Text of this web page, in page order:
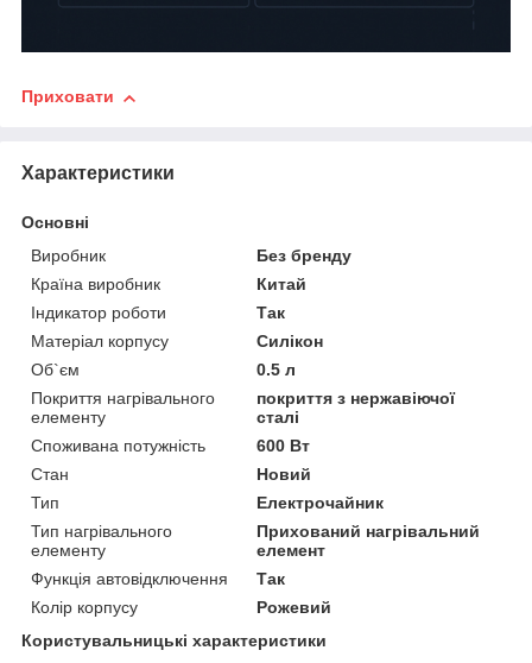
Приховати
Характеристики
Основні
Виробник
Без бренду
Країна виробник
Китай
Індикатор роботи
Так
Матеріал корпусу
Силікон
Об`єм
0.5 л
Покриття нагрівального
елементу
покриття з нержавіючої
сталі
Споживана потужність
600 Вт
Стан
Новий
Тип
Електрочайник
Тип нагрівального
елементу
Прихований нагрівальний
елемент
Функція автовідключення
Так
Колір корпусу
Рожевий
Користувальницькі характеристики